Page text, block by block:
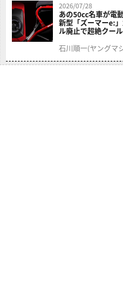
2026/07/28
あの50cc名車が電
新型「ズーマーe:
ル廃止で超絶クー
石川順一(ヤングマ